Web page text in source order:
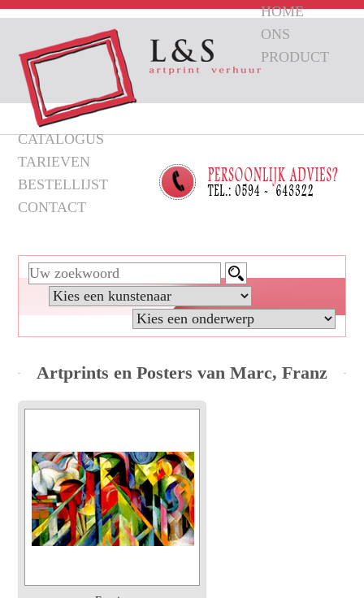
HOME
ONS
PRODUCT
CATALOGUS
TARIEVEN
BESTELLIJST
CONTACT
Artprints en Posters van Marc, Franz